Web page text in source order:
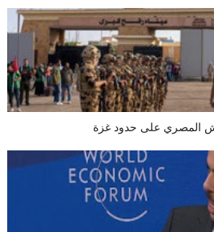
المصري على حدود غزة